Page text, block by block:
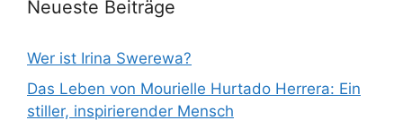
Neueste Beiträge
Wer ist Irina Swerewa?
Das Leben von Mourielle Hurtado Herrera: Ein
stiller, inspirierender Mensch